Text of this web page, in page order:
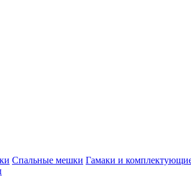
Спальные мешки Гамаки и